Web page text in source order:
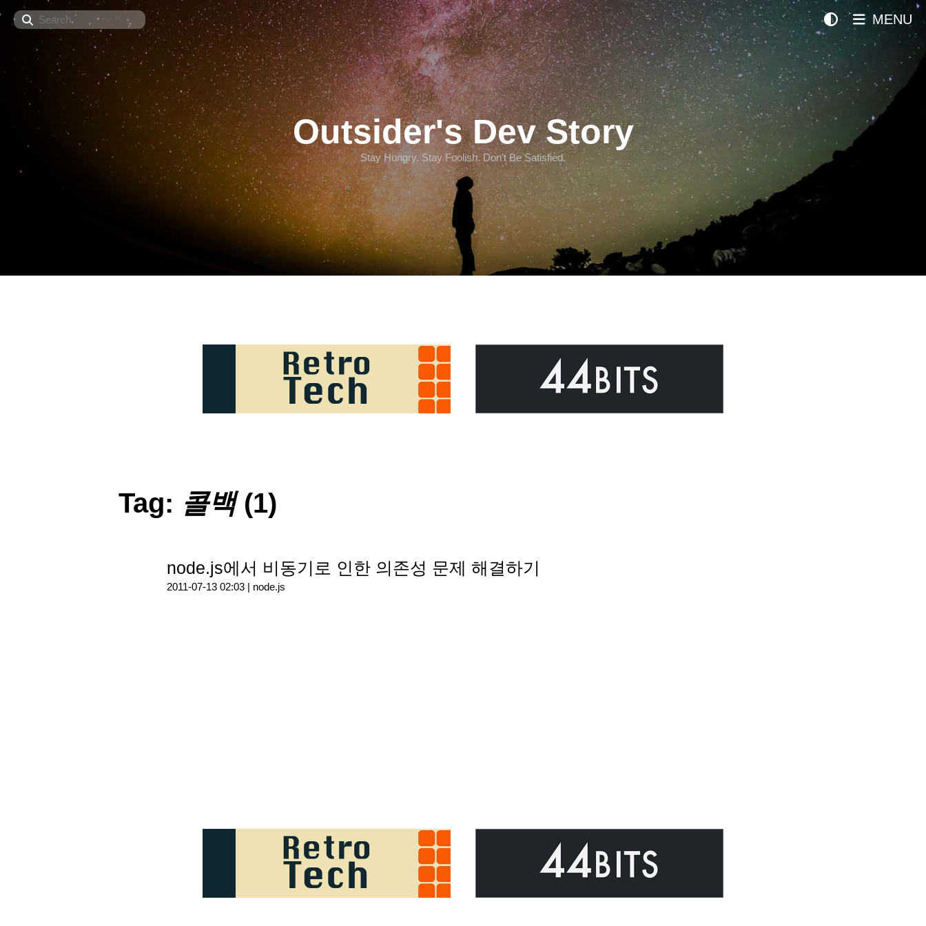
Search
Outsider's Dev Story
Stay Hungry. Stay Foolish. Don't Be Satisfied.
MENU
Tag: 콜백(1)
node.js에서 비동기로 인한 의존성 문제 해결하기
2011-07-13 02:03 | node.js